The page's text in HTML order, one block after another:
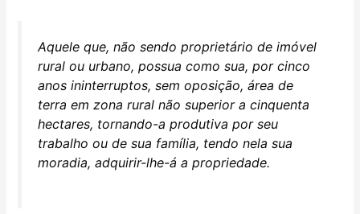
Aquele que, não sendo proprietário de imóvel
rural ou urbano, possua como sua, por cinco
anos ininterruptos, sem oposição, área de
terra em zona rural não superior a cinquenta
hectares, tornando-a produtiva por seu
trabalho ou de sua família, tendo nela sua
moradia, adquirir-lhe-á a propriedade.